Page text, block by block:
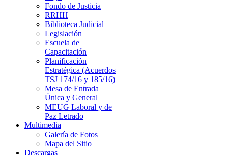
Fondo de Justicia
RRHH
Biblioteca Judicial
Legislación
Escuela de
Capacitación
Planificación
Estratégica (Acuerdos
TSJ 174/16 y 185/16)
Mesa de Entrada
Única y General
MEUG Laboral y de
Paz Letrado
Multimedia
Galería de Fotos
Mapa del Sitio
Descargas